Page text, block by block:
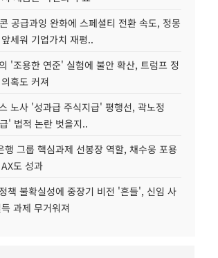
공급과잉 완화에 스페셜티 전환 속도, 정몽
세워 기업가치 재평..
'조용한 연준' 실험에 불안 확산, 트럼프 정
혹도 커져
노사 '성과급 주식지급' 평행선, 곽노정
' 법적 논란 벗을지..
행 그룹 핵심과제 선봉장 역할, 채수웅 포용
도 성과
책 불확실성에 중장기 비전 '흔들', 신임 사
과제 무거워져